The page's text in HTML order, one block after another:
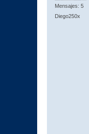
Mensajes: 5
Diego250x